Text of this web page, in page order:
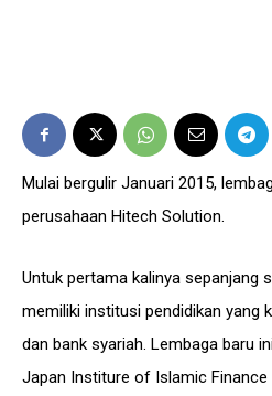
Mulai bergulir Januari 2015,
perusahaan Hitech Solution.
Untuk pertama kalinya sepanjang
memiliki institusi pendidikan yang
dan bank syariah. Lembaga baru
Japan Institure of Islamic Finance